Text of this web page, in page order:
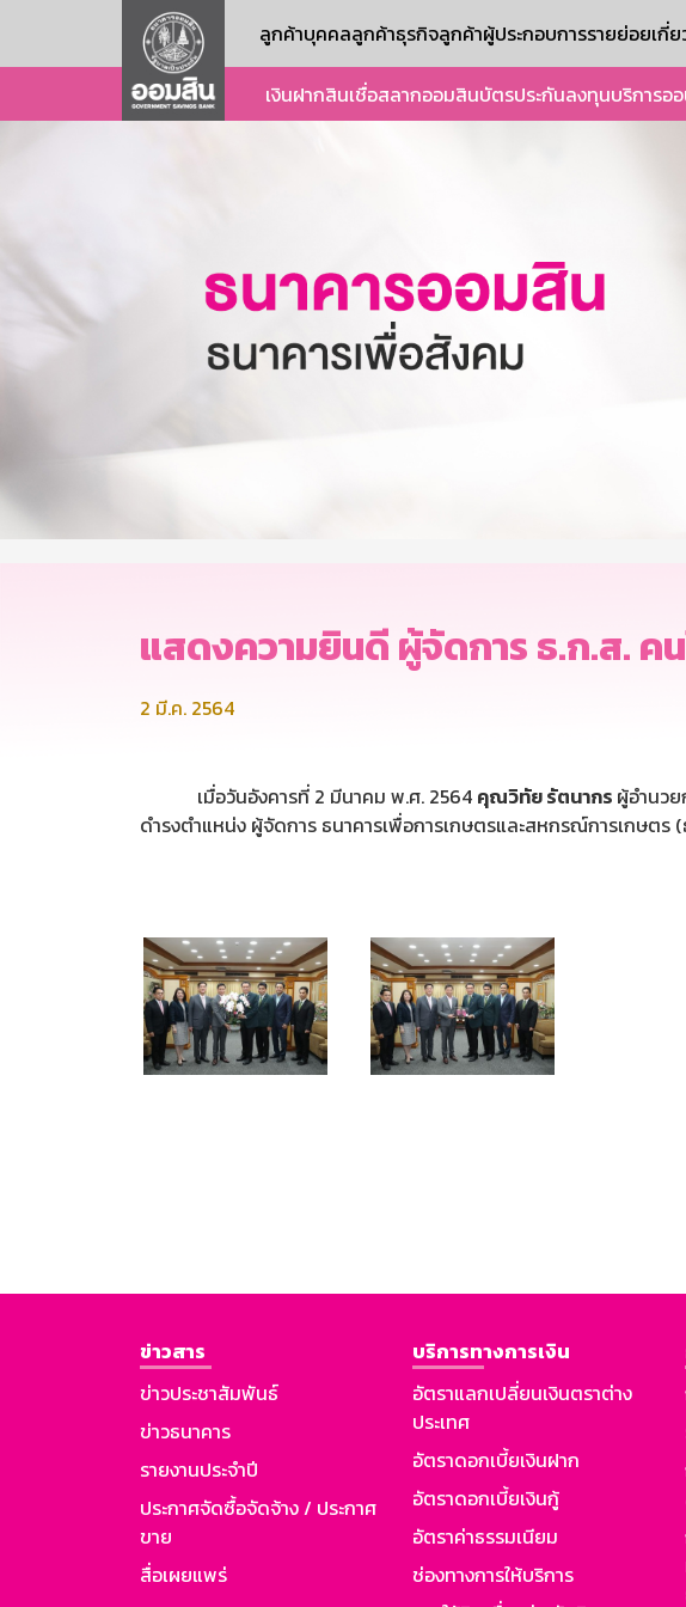
ลูกค้าบุคคลลูกค้าธุรกิจลูกค้าผู้ประกอบการรายย่อยเกี่
เงินฝากสินเชื่อสลากออมสินบัตรประกันลงทุนบริการอ
แสดงความยินดี ผู้จัดการ ธ.ก.ส. ค
2 มี.ค. 2564
เมื่อวันอังคารที่ 2 มีนาคม พ.ศ. 2564 คุณวิทัย รัตนากร ผู้อำนว
ดำรงตำแหน่ง ผู้จัดการ ธนาคารเพื่อการเกษตรและสหกรณ์การเกษต
ข่าวสาร
ข่าวประชาสัมพันธ์
ข่าวธนาคาร
รายงานประจำปี
ประกาศจัดซื้อจัดจ้าง / ประกาศ
ขาย
สื่อเผยแพร่
บริการทางการเงิน
อัตราแลกเปลี่ยนเงินตราต่าง
ประเทศ
อัตราดอกเบี้ยเงินฝาก
อัตราดอกเบี้ยเงินกู้
อัตราค่าธรรมเนียม
ช่องทางการให้บริการ